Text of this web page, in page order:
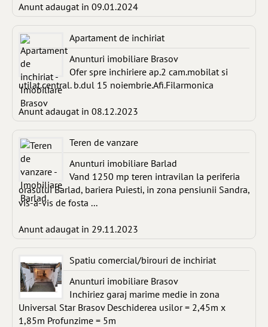
Anunt adaugat in 09.01.2024
Apartament de inchiriat
Anunturi imobiliare Brasov
Ofer spre inchiriere ap.2 cam.mobilat si
utilat.central. b.dul 15 noiembrie.Afi.Filarmonica
Anunt adaugat in 08.12.2023
Teren de vanzare
Anunturi imobiliare Barlad
Vand 1250 mp teren intravilan la periferia
orasului Barlad, bariera Puiesti, in zona pensiunii Sandra,
vis-a-vis de fosta ...
Anunt adaugat in 29.11.2023
Spatiu comercial/birouri de inchiriat
Anunturi imobiliare Brasov
Inchiriez garaj marime medie in zona
Universal Star Brasov Deschiderea usilor = 2,45m x
1,85m Profunzime = 5m